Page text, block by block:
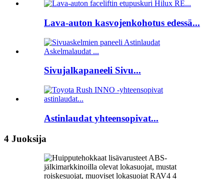
Lava-auton kasvojenkohotus edessä...
Sivujalkapaneeli Sivu...
Astinlaudat yhteensopivat...
4 Juoksija